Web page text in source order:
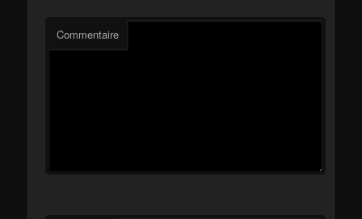
Commentaire